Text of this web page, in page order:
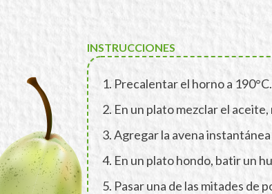
INSTRUCCIONES
1. Precalentar el horno a
2. En un plato mezclar el
3. Agregar la avena
4. En un plato hondo, batir un
5. Pasar una de las mitades de